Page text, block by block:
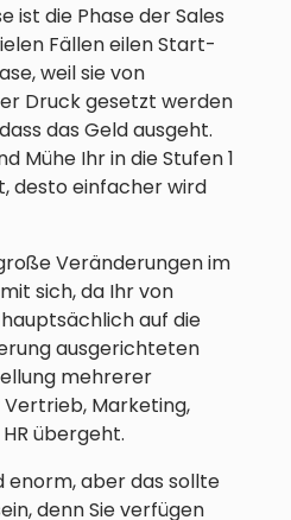
ist die Phase der Sales
Fällen eilen Start-
weil sie von
Druck gesetzt werden
das Geld ausgeht.
Mühe Ihr in die Stufen 1
desto einfacher wird
Veränderungen im
sich, da Ihr von
auf die
ausgerichteten
mehrerer
Marketing,
übergeht.
enorm, aber das sollte
denn Sie verfügen